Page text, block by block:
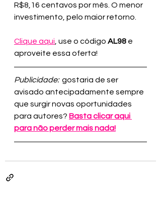
R$8,16 centavos por mês. O menor
investimento, pelo maior retorno.
Clique aqui , use o código AL98 e
aproveite essa oferta!
Publicidade:
  gostaria de ser
avisado antecipadamente sempre
que surgir novas oportunidades
para autores? Basta clicar aqui
para não perder mais nada!